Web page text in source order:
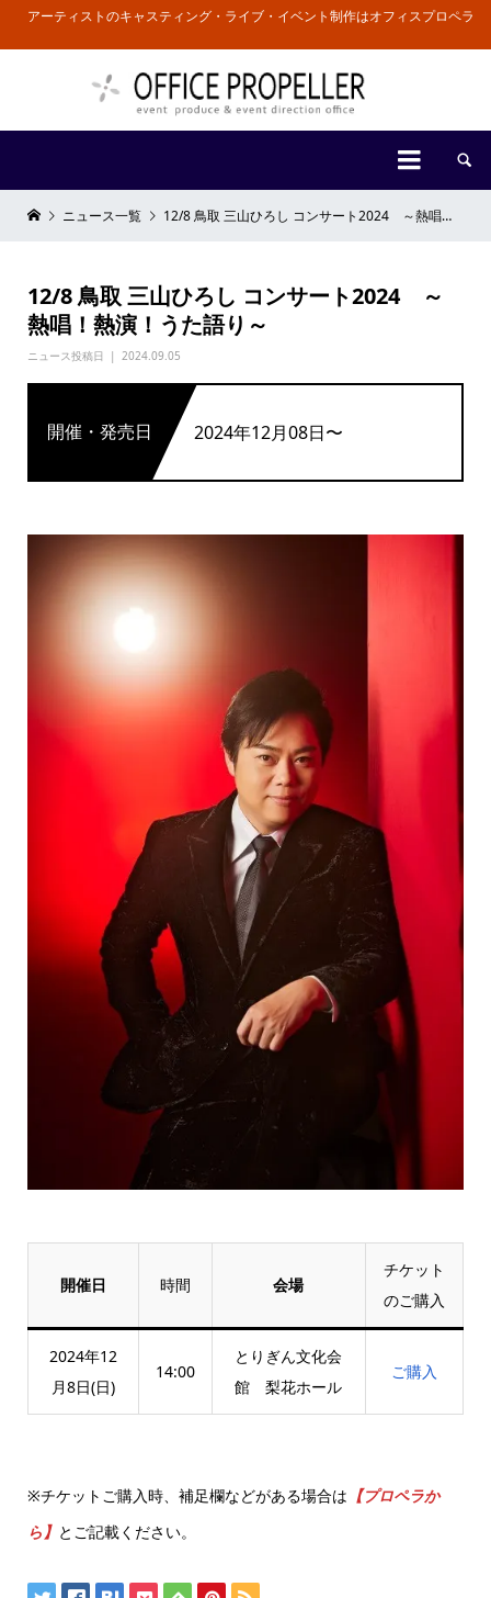
アーティストのキャスティング・ライブ・イベント制作はオフィスプロペラ
 
ニュース一覧 12/8 鳥取 三山ひろし コンサート2024 ～熱唱！熱演！うた語り～
12/8 鳥取 三山ひろし コンサート2024 ～
熱唱！熱演！うた語り～
ニュース投稿日 2024.09.05
開催・発売日 2024年12月08日〜
開催日 時間 会場
チケット
のご購入
2024年12
月8日(日)
14:00
とりぎん文化会
館 梨花ホール
ご購入
※チケットご購入時、補足欄などがある場合は 【プロペラか
ら】 とご記載ください。